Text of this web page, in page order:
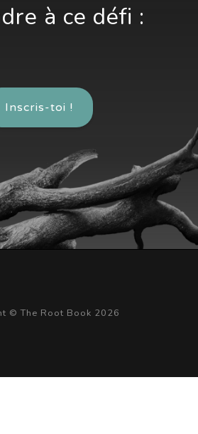
à ce défi :
Inscris-toi !
© The Root Book 2026